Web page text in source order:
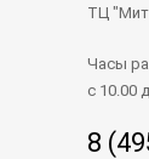
ТЦ
Часы
с 10.00
8